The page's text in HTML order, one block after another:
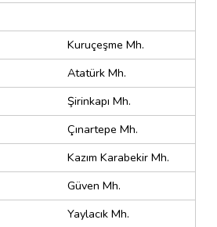
Kuruçeşme Mh.
Atatürk Mh.
Şirinkapı Mh.
Çınartepe Mh.
Kazım Karabekir Mh.
Güven Mh.
Yaylacık Mh.